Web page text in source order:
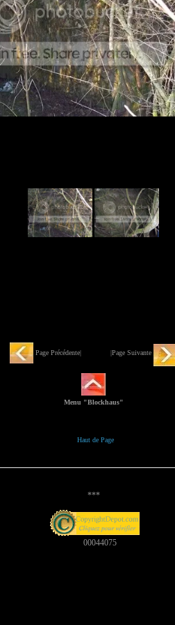
Page Précédente| |Page Suivante
Menu "Blockhaus"
Haut de Page
***
00044075